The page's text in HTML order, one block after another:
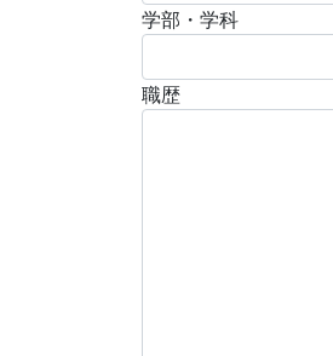
学部・学科
職歴